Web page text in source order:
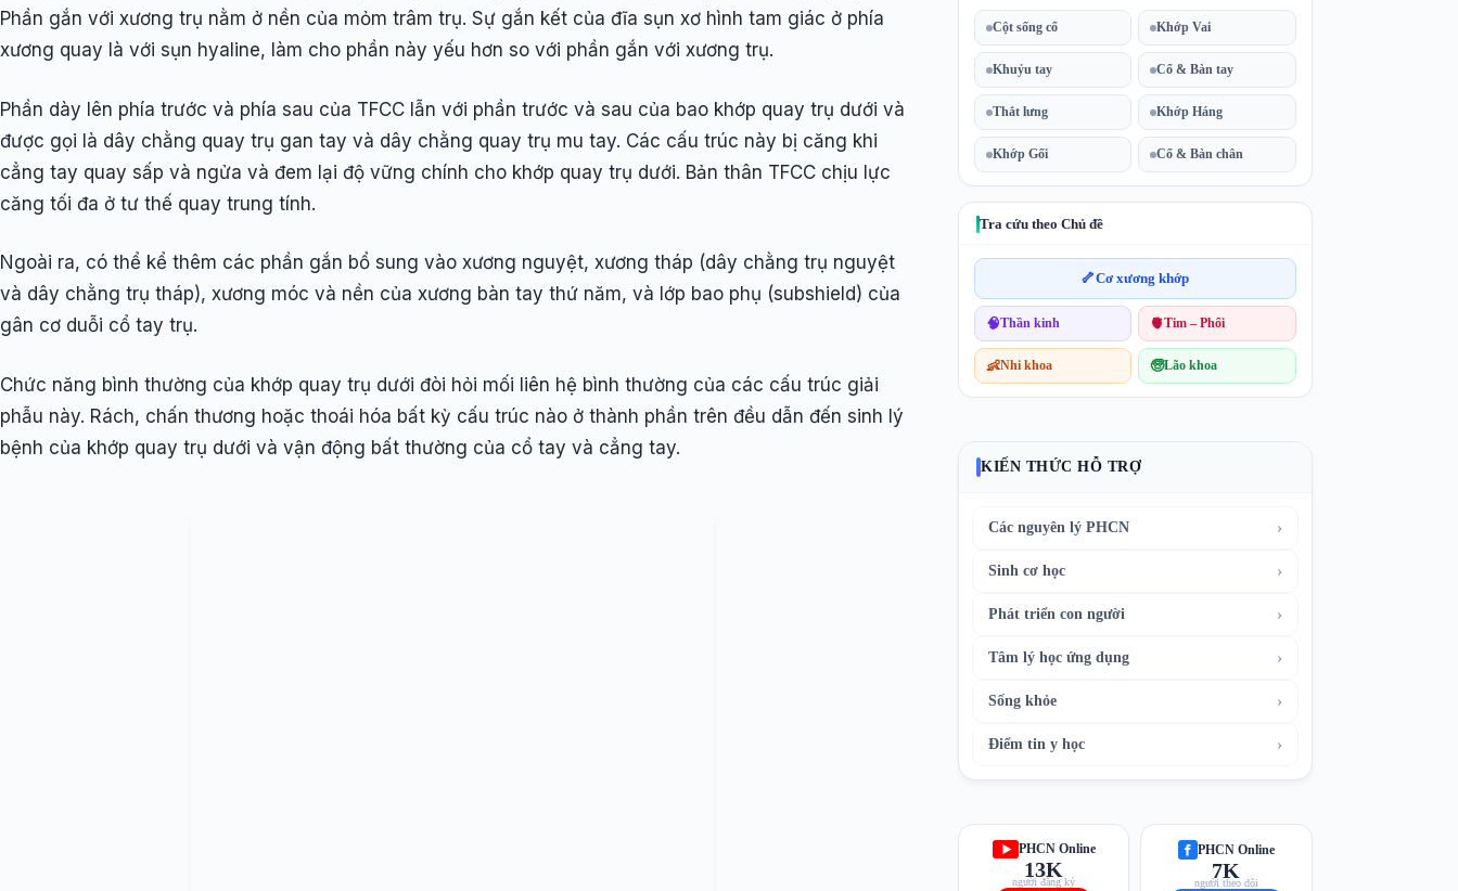
Phần gắn với xương trụ nằm ở nền của mỏm trâm trụ. Sự gắn kết của đĩa sụn xơ hình tam giác ở phía
xương quay là với sụn hyaline, làm cho phần này yếu hơn so với phần gắn với xương trụ.
Phần dày lên phía trước và phía sau của TFCC lẫn với phần trước và sau của bao khớp quay trụ dưới và
được gọi là dây chằng quay trụ gan tay và dây chằng quay trụ mu tay. Các cấu trúc này bị căng khi
cẳng tay quay sấp và ngửa và đem lại độ vững chính cho khớp quay trụ dưới. Bản thân TFCC chịu lực
căng tối đa ở tư thế quay trung tính.
Ngoài ra, có thể kể thêm các phần gắn bổ sung vào xương nguyệt, xương tháp (dây chằng trụ nguyệt
và dây chằng trụ tháp), xương móc và nền của xương bàn tay thứ năm, và lớp bao phụ (subshield) của
gân cơ duỗi cổ tay trụ.
Chức năng bình thường của khớp quay trụ dưới đòi hỏi mối liên hệ bình thường của các cấu trúc giải
phẫu này. Rách, chấn thương hoặc thoái hóa bất kỳ cấu trúc nào ở thành phần trên đều dẫn đến sinh lý
bệnh của khớp quay trụ dưới và vận động bất thường của cổ tay và cẳng tay.
Cột sống cổ Khớp Vai
Khuỷu tay Cổ & Bàn tay
Thắt lưng Khớp Háng
Khớp Gối Cổ & Bàn chân
Tra cứu theo Chủ đề
🦴Cơ xương khớp
🧠Thần kinh 🫀Tim – Phổi
👶Nhi khoa 🧓Lão khoa
KIẾN THỨC HỖ TRỢ
Các nguyên lý PHCN ›
Sinh cơ học ›
Phát triển con người ›
Tâm lý học ứng dụng ›
Sống khỏe ›
Điểm tin y học ›
PHCN Online
13K
người đăng ký
PHCN Online
7K
người theo dõi